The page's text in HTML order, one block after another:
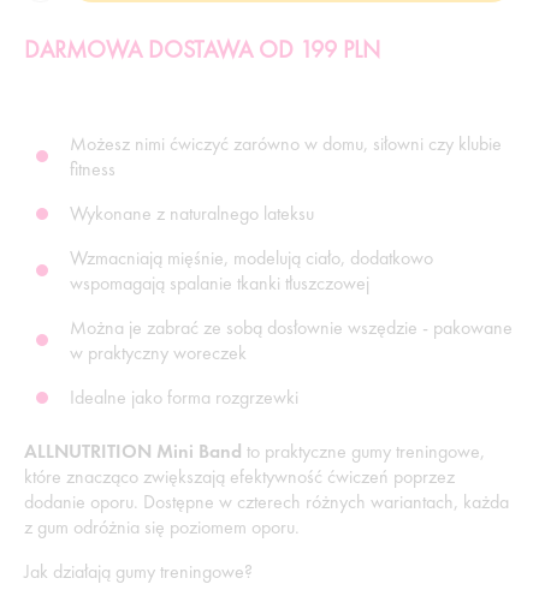
DARMOWA DOSTAWA OD 199 PLN
Możesz nimi ćwiczyć zarówno w domu, siłowni czy klubie
fitness
Wykonane z naturalnego lateksu
Wzmacniają mięśnie, modelują ciało, dodatkowo
wspomagają spalanie tkanki tłuszczowej
Można je zabrać ze sobą dosłownie wszędzie - pakowane
w praktyczny woreczek
Idealne jako forma rozgrzewki
ALLNUTRITION Mini Band to praktyczne gumy treningowe,
które znacząco zwiększają efektywność ćwiczeń poprzez
dodanie oporu. Dostępne w czterech różnych wariantach, każda
z gum odróżnia się poziomem oporu.
Jak działają gumy treningowe?